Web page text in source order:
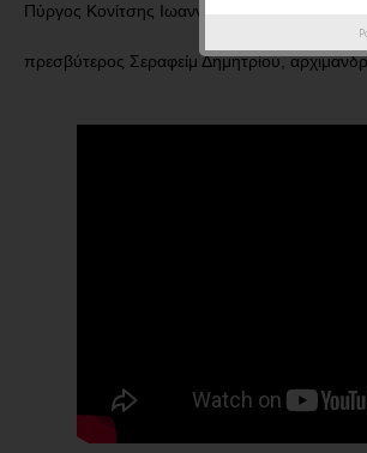
Πύργος Κονίτσης Ιωαννίνων, 27 Μαρτίου 2025
πρεσβύτερος Σεραφείμ Δημητρίου,